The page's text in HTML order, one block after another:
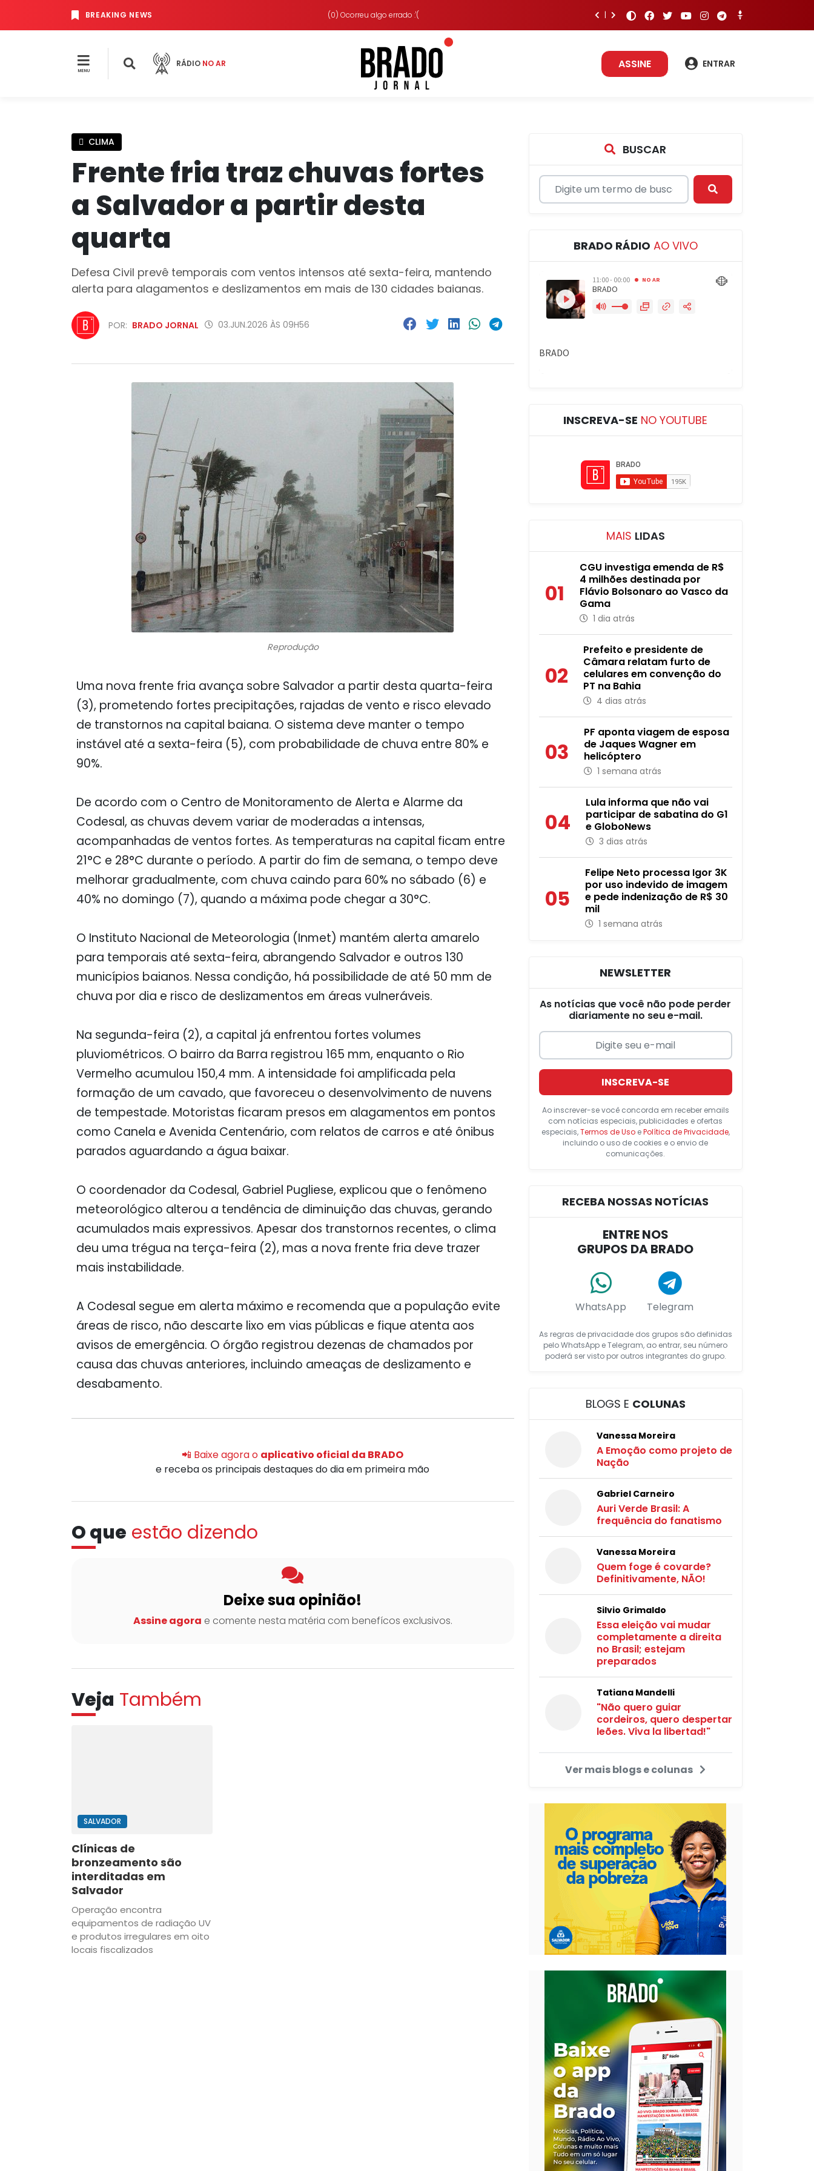
BREAKING NEWS (0) Ocorreu algo errado :'(
MENU
RÁDIO NO AR ASSINE ENTRAR
CLIMA
Frente fria traz chuvas fortes
a Salvador a partir desta
quarta
Defesa Civil prevê temporais com ventos intensos até sexta-feira, mantendo
alerta para alagamentos e deslizamentos em mais de 130 cidades baianas.
POR: BRADO JORNAL 03.JUN.2026 ÀS 09H56
Reprodução
Uma nova frente fria avança sobre Salvador a partir desta quarta-feira
(3), prometendo fortes precipitações, rajadas de vento e risco elevado
de transtornos na capital baiana. O sistema deve manter o tempo
instável até a sexta-feira (5), com probabilidade de chuva entre 80% e
90%.
De acordo com o Centro de Monitoramento de Alerta e Alarme da
Codesal, as chuvas devem variar de moderadas a intensas,
acompanhadas de ventos fortes. As temperaturas na capital ficam entre
21°C e 28°C durante o período. A partir do fim de semana, o tempo deve
melhorar gradualmente, com chuva caindo para 60% no sábado (6) e
40% no domingo (7), quando a máxima pode chegar a 30°C.
O Instituto Nacional de Meteorologia (Inmet) mantém alerta amarelo
para temporais até sexta-feira, abrangendo Salvador e outros 130
municípios baianos. Nessa condição, há possibilidade de até 50 mm de
chuva por dia e risco de deslizamentos em áreas vulneráveis.
Na segunda-feira (2), a capital já enfrentou fortes volumes
pluviométricos. O bairro da Barra registrou 165 mm, enquanto o Rio
Vermelho acumulou 150,4 mm. A intensidade foi amplificada pela
formação de um cavado, que favoreceu o desenvolvimento de nuvens
de tempestade. Motoristas ficaram presos em alagamentos em pontos
como Canela e Avenida Centenário, com relatos de carros e até ônibus
parados aguardando a água baixar.
O coordenador da Codesal, Gabriel Pugliese, explicou que o fenômeno
meteorológico alterou a tendência de diminuição das chuvas, gerando
acumulados mais expressivos. Apesar dos transtornos recentes, o clima
deu uma trégua na terça-feira (2), mas a nova frente fria deve trazer
mais instabilidade.
A Codesal segue em alerta máximo e recomenda que a população evite
áreas de risco, não descarte lixo em vias públicas e fique atenta aos
avisos de emergência. O órgão registrou dezenas de chamados por
causa das chuvas anteriores, incluindo ameaças de deslizamento e
desabamento.
📲 Baixe agora o aplicativo oficial da BRADO
e receba os principais destaques do dia em primeira mão
O que estão dizendo
Deixe sua opinião!
Assine agora e comente nesta matéria com benefícos exclusivos.
Veja Também
SALVADOR
Clínicas de
bronzeamento são
interditadas em
Salvador
Operação encontra
equipamentos de radiação UV
e produtos irregulares em oito
locais fiscalizados
BUSCAR
BRADO RÁDIO AO VIVO
INSCREVA-SE NO YOUTUBE
MAIS LIDAS
01
CGU investiga emenda de R$
4 milhões destinada por
Flávio Bolsonaro ao Vasco da
Gama
1 dia atrás
02
Prefeito e presidente de
Câmara relatam furto de
celulares em convenção do
PT na Bahia
4 dias atrás
03
PF aponta viagem de esposa
de Jaques Wagner em
helicóptero
1 semana atrás
04
Lula informa que não vai
participar de sabatina do G1
e GloboNews
3 dias atrás
05
Felipe Neto processa Igor 3K
por uso indevido de imagem
e pede indenização de R$ 30
mil
1 semana atrás
NEWSLETTER
As notícias que você não pode perder
diariamente no seu e-mail.
INSCREVA-SE
Ao inscrever-se você concorda em receber emails
com notícias especiais, publicidades e ofertas
especiais,Termos de UsoePolítica de Privacidade,
incluindo o uso de cookies e o envio de
comunicações.
RECEBA NOSSAS NOTÍCIAS
ENTRE NOS
GRUPOS DA BRADO
WhatsApp Telegram
As regras de privacidade dos grupos são definidas
pelo WhatsApp e Telegram, ao entrar, seu número
poderá ser visto por outros integrantes do grupo.
BLOGS E COLUNAS
Vanessa Moreira
A Emoção como projeto de
Nação
Gabriel Carneiro
Auri Verde Brasil: A
frequência do fanatismo
Vanessa Moreira
Quem foge é covarde?
Definitivamente, NÃO!
Silvio Grimaldo
Essa eleição vai mudar
completamente a direita
no Brasil; estejam
preparados
Tatiana Mandelli
"Não quero guiar
cordeiros, quero despertar
leões. Viva la libertad!"
Ver mais blogs e colunas